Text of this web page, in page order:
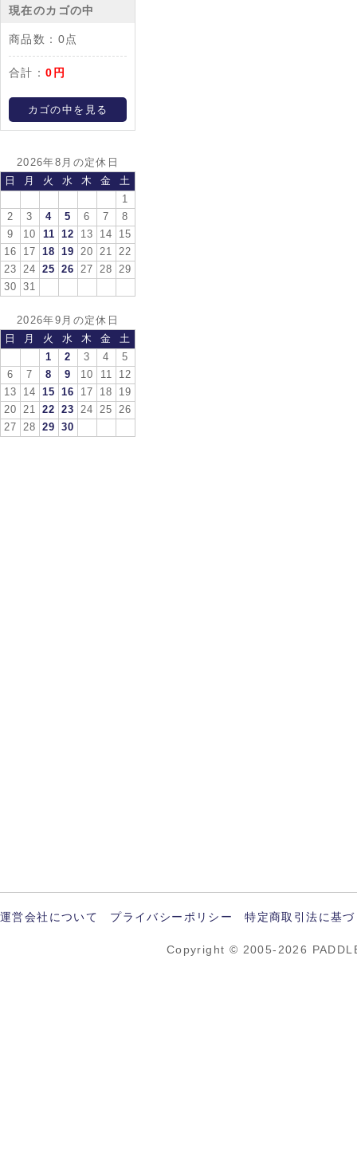
現在のカゴの中
商品数： 0点
合計：0円
カゴの中を見る
2026年8月の定休日
日
月 火 水 木 金
土
1
2
3 4 5 6 7
8
9
10 11 12 13 14
15
16
17 18 19 20 21
22
23
24 25 26 27 28
29
30
31
2026年9月の定休日
日
月 火 水 木 金
土
1
2 3 4
5
6
7 8 9 10 11
12
13
14 15 16 17 18
19
20
21 22 23 24 25
26
27
28 29 30
運営会社について プライバシーポリシー 特定商取引法に基
Copyright © 2005-2026